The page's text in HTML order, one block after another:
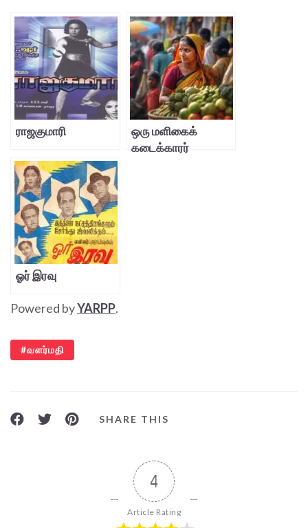
ராஜகுமாரி
ஒரு மளிகைக்
கடைக்காரர்
ஓர் இரவு
Powered byYARPP.
வளர்மதி
SHARE THIS
4
Article Rating